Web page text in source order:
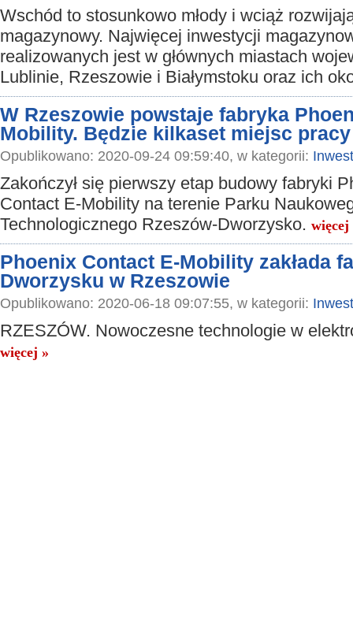
Wschód to stosunkowo młody i wciąż
magazynowy. Najwięcej inwestycji
realizowanych jest w głównych miastach
Lublinie, Rzeszowie i Białymstoku oraz ich
W Rzeszowie powstaje fabryka
Mobility. Będzie kilkaset miejsc pracy
Opublikowano: 2020-09-24 09:59:40, w kategorii:
Zakończył się pierwszy etap budowy fabryki
Contact E-Mobility na terenie Parku
Technologicznego Rzeszów-Dworzysko. więcej
Phoenix Contact E-Mobility zakłada
Dworzysku w Rzeszowie
Opublikowano: 2020-06-18 09:07:55, w kategorii:
RZESZÓW. Nowoczesne technologie w
więcej »